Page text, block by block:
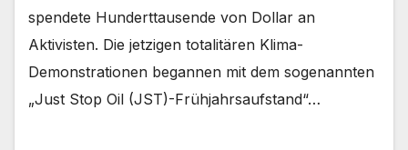
spendete Hunderttausende von Dollar an
Aktivisten. Die jetzigen totalitären Klima-
Demonstrationen begannen mit dem sogenannten
„Just Stop Oil (JST)-Frühjahrsaufstand“…